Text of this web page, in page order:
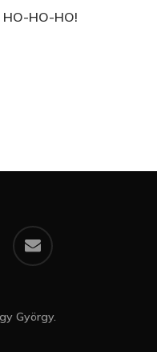
HO-HO-HO!
György.